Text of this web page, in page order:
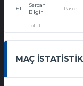
61
Sercan
Bilgin
Pasör
Total
MAÇ